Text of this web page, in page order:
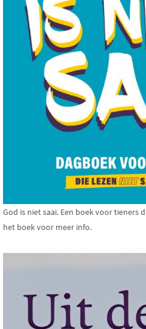
God is niet saai. Een boek voor tieners
het boek voor meer info.